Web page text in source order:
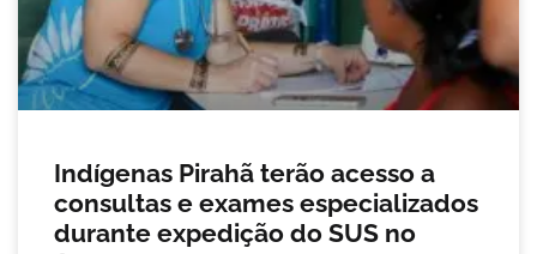
Indígenas Pirahã terão acesso a
consultas e exames especializados
durante expedição do SUS no